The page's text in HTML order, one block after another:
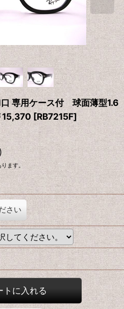
専用ケース付 球面薄型1.6
15,370 [RB7215F]
ます。
さい
トに入れる